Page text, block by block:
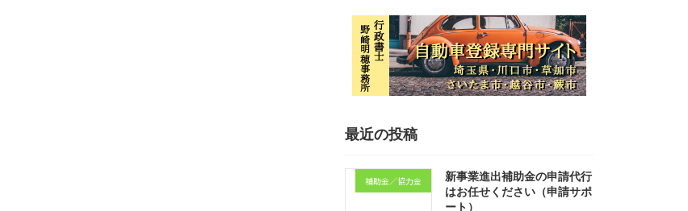
最近の投稿
補助金／協力金
新事業進出補助金の申請代行
はお任せください（申請サポ
ート）